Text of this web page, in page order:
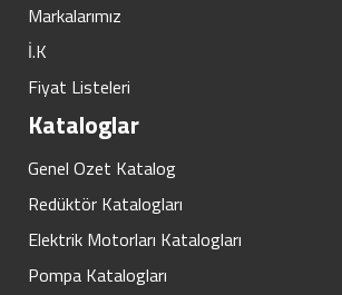
Markalarımız
İ.K
Fiyat Listeleri
Kataloglar
Genel Ozet Katalog
Redüktör Katalogları
Elektrik Motorları Katalogları
Pompa Katalogları